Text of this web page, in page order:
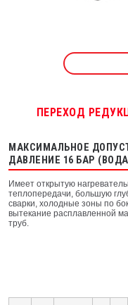
ПЕРЕХОД
МАКСИМАЛЬНОЕ
ДАВЛЕНИЕ 16 БАР
Имеет открытую
теплопередачи, большую
сварки, холодные зоны по
вытекание расплавленной
труб.